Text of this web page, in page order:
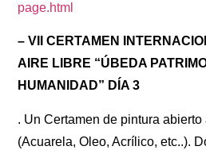
page.html
– VII CERTAMEN
AIRE LIBRE “ÚBEDA
HUMANIDAD” DÍA 3
. Un Certamen de pintura
(Acuarela, Oleo, Acrílico, etc..).